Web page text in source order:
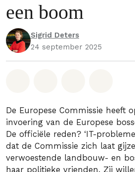
een boom
Sigrid Deters
24 september 2025
De Europese Commissie heeft
invoering van de Europese
De officiële reden? ‘IT-
dat de Commissie zich laat
verwoestende landbouw- en
haar politieke vrienden. Zij